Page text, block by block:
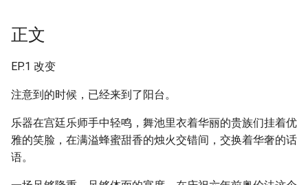
正文
EP.1 改变
注意到的时候，已经来到了阳台。
乐器在宫廷乐师手中轻鸣，舞池里衣着华丽的贵族们挂着优
雅的笑脸，在满溢蜂蜜甜香的烛火交错间，交换着华奢的话
语。